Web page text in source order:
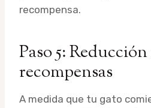
recompensa.
Paso 5:
recompensas
A medida que tu gato